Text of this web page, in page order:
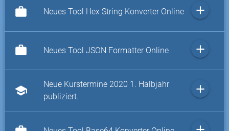
work Neues Tool Hex String Konverter Online add
work Neues Tool JSON Formatter Online add
school
Neue Kurstermine 2020 1. Halbjahr
publiziert.
add